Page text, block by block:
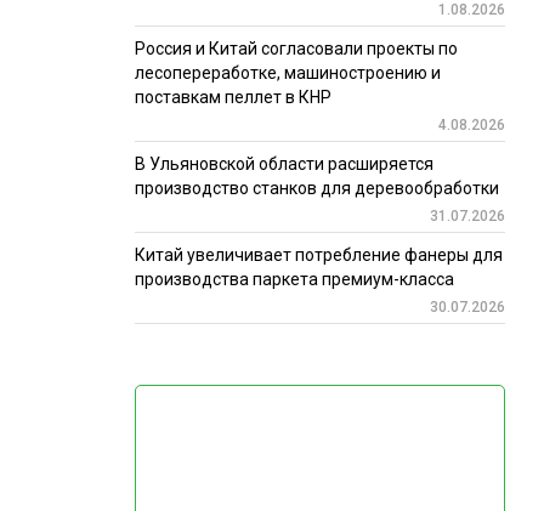
1.08.2026
Россия и Китай согласовали проекты по
лесопереработке, машиностроению и
поставкам пеллет в КНР
4.08.2026
В Ульяновской области расширяется
производство станков для деревообработки
31.07.2026
Китай увеличивает потребление фанеры для
производства паркета премиум-класса
30.07.2026